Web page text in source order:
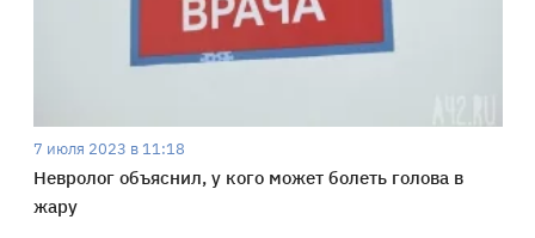
7 июля 2023 в 11:18
Невролог объяснил, у кого может болеть голова в
жару